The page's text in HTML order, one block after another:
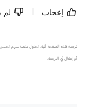
إعجاب لم
ترجمة هذه الصفحة آلية. تحاول منصة سهم تحسين
أو إغفال في الترجمة.